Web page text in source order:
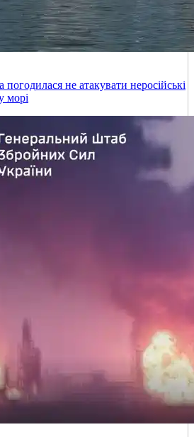
не атакувати неросійські
морі